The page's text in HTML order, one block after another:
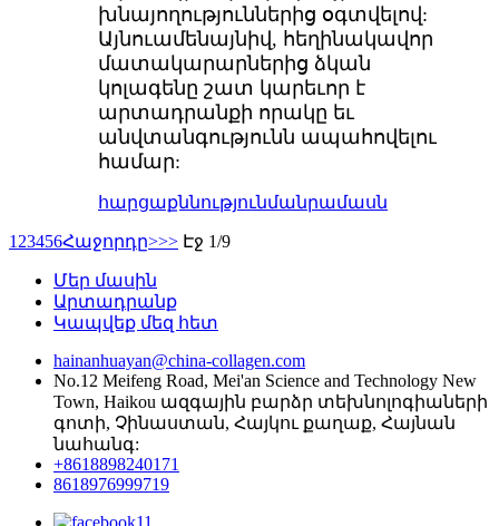
խնայողություններից օգտվելով:
Այնուամենայնիվ, հեղինակավոր
մատակարարներից ձկան
կոլագենը շատ կարեւոր է
արտադրանքի որակը եւ
անվտանգությունն ապահովելու
համար:
հարցաքննությունմանրամասն
1 23456Հաջորդը>>> Էջ 1/9
Մեր մասին
Արտադրանք
Կապվեք մեզ հետ
hainanhuayan@china-collagen.com
No.12 Meifeng Road, Mei'an Science and Technology New
Town, Haikou ազգային բարձր տեխնոլոգիաների
գոտի, Չինաստան, Հայկու քաղաք, Հայնան
նահանգ:
+8618898240171
8618976999719